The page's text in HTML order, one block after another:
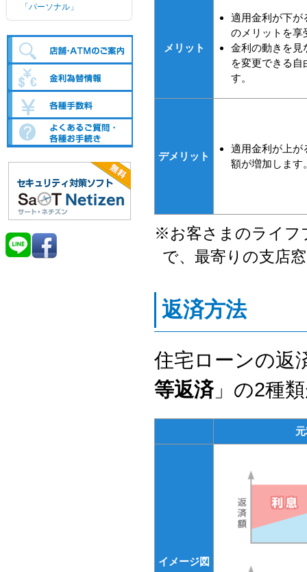
「パーソナル」
メリット
適用金利が下が
のメリットを享
金利の動きを見
を変更できる自
す。
デメリット
適用金利が上が
額が増加します
※お客さまのライ
で、最寄りの支店
返済方法
住宅ローンの返
等返済」の2種
イメージ図